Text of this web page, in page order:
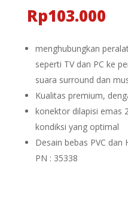
Rp103.000
menghubungkan
seperti TV dan PC ke
suara surround dan
Kualitas premium,
konektor dilapisi emas
kondiksi yang optimal
Desain bebas PVC dan
PN : 35338